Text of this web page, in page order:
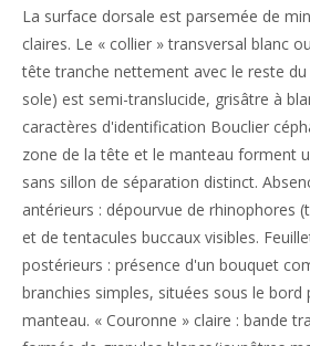
La surface dorsale est parsemée de
claires. Le « collier » transversal blanc
tête tranche nettement avec le reste du
sole) est semi-translucide, grisâtre à
caractères d'identification Bouclier
zone de la tête et le manteau forment
sans sillon de séparation distinct.
antérieurs : dépourvue de rhinophores
et de tentacules buccaux visibles.
postérieurs : présence d'un bouquet
branchies simples, situées sous le
manteau. « Couronne » claire : bande